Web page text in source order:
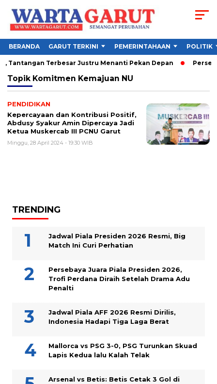
BERANDA GARUT TERKINI PEMERINTAHAAN POLITIK
Tantangan Terbesar Justru Menanti Pekan Depan
Topik Komitmen Kemajuan NU
PENDIDIKAN
Kepercayaan dan Kontribusi Positif,
Abdusy Syakur Amin Dipercaya Jadi
Ketua Muskercab III PCNU Garut
Minggu, 28 April 2024 - 19:30 WIB
TRENDING
Jadwal Piala Presiden 2026 Resmi, Big
Match Ini Curi Perhatian
Persebaya Juara Piala Presiden 2026,
Trofi Perdana Diraih Setelah Drama Adu
Penalti
Jadwal Piala AFF 2026 Resmi Dirilis,
Indonesia Hadapi Tiga Laga Berat
Mallorca vs PSG 3-0, PSG Turunkan Skuad
Lapis Kedua lalu Kalah Telak
Arsenal vs Betis: Betis Cetak 3 Gol di